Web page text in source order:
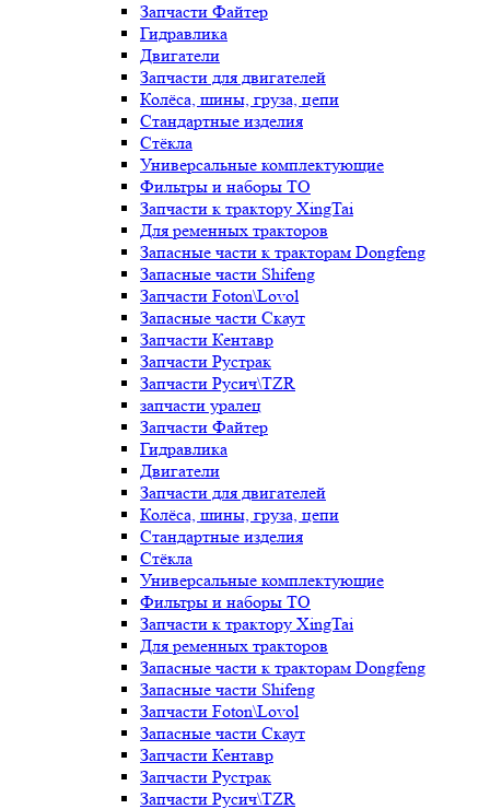
Запчасти Файтер
Гидравлика
Двигатели
Запчасти для двигателей
Колёса, шины, груза, цепи
Стандартные изделия
Стёкла
Универсальные комплектующие
Фильтры и наборы ТО
Запчасти к трактору XingTai
Для ременных тракторов
Запасные части к тракторам Dongfeng
Запасные части Shifeng
Запчасти Foton\Lovol
Запасные части Скаут
Запчасти Кентавр
Запчасти Рустрак
Запчасти Русич\TZR
запчасти уралец
Запчасти Файтер
Гидравлика
Двигатели
Запчасти для двигателей
Колёса, шины, груза, цепи
Стандартные изделия
Стёкла
Универсальные комплектующие
Фильтры и наборы ТО
Запчасти к трактору XingTai
Для ременных тракторов
Запасные части к тракторам Dongfeng
Запасные части Shifeng
Запчасти Foton\Lovol
Запасные части Скаут
Запчасти Кентавр
Запчасти Рустрак
Запчасти Русич\TZR